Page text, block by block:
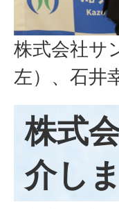
株式会社サ
左）、石井
株式
介し